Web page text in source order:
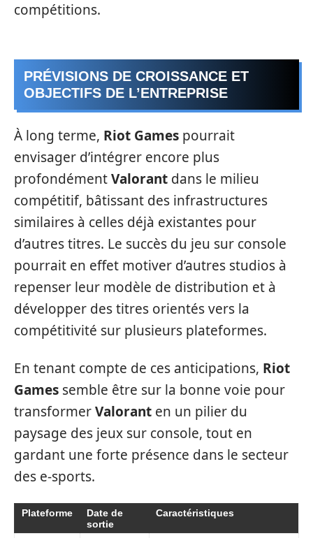
compétitions.
PRÉVISIONS DE CROISSANCE ET
OBJECTIFS DE L’ENTREPRISE
À long terme, Riot Games pourrait
envisager d’intégrer encore plus
profondémentValorant dans le milieu
compétitif, bâtissant des infrastructures
similaires à celles déjà existantes pour
d’autres titres. Le succès du jeu sur console
pourrait en effet motiver d’autres studios à
repenser leur modèle de distribution et à
développer des titres orientés vers la
compétitivité sur plusieurs plateformes.
En tenant compte de ces anticipations, Riot
Games semble être sur la bonne voie pour
transformerValorant en un pilier du
paysage des jeux sur console, tout en
gardant une forte présence dans le secteur
des e-sports.
Plateforme
Date de
sortie
Caractéristiques